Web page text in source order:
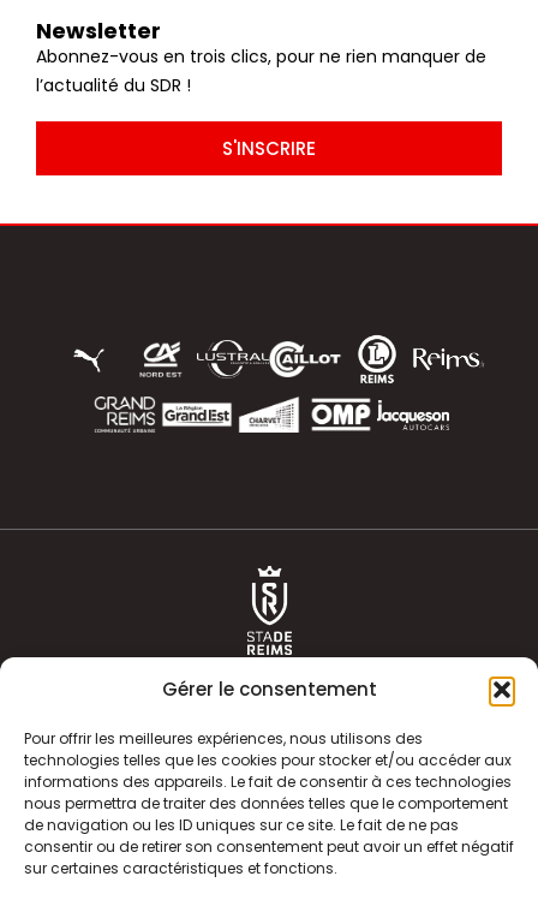
Gérer le consentement
Pour offrir les meilleures expériences, nous utilisons des
technologies telles que les cookies pour stocker et/ou accéder aux
informations des appareils. Le fait de consentir à ces technologies
nous permettra de traiter des données telles que le comportement
de navigation ou les ID uniques sur ce site. Le fait de ne pas
consentir ou de retirer son consentement peut avoir un effet négatif
sur certaines caractéristiques et fonctions.
Newsletter
Abonnez-vous en trois clics, pour ne rien manquer de
l’actualité du SDR !
S'INSCRIRE
ACTUALITÉS
CLUB
HISTOIRE
ÉQUIPE PREMIERE